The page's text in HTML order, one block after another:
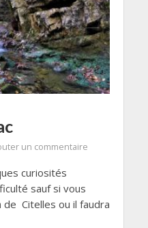
un commentaire
curiosités
sauf si vous
Citelles ou il faudra